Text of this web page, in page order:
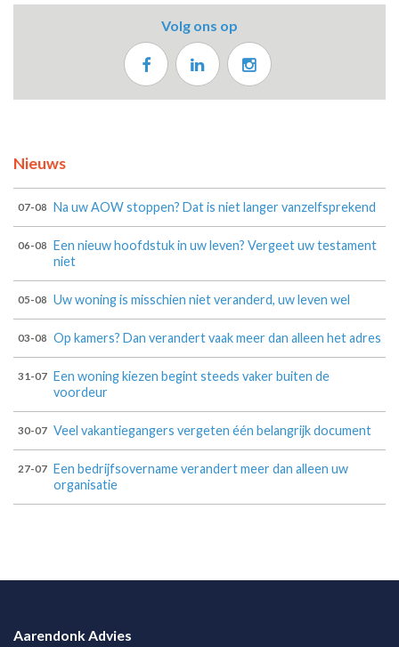
Volg ons op
Nieuws
07-08 Na uw AOW stoppen? Dat is niet langer vanzelfsprekend
06-08
Een nieuw hoofdstuk in uw leven? Vergeet uw testament
niet
05-08 Uw woning is misschien niet veranderd, uw leven wel
03-08 Op kamers? Dan verandert vaak meer dan alleen het adres
31-07 Een woning kiezen begint steeds vaker buiten de
voordeur
30-07 Veel vakantiegangers vergeten één belangrijk document
27-07 Een bedrijfsovername verandert meer dan alleen uw
organisatie
Aarendonk Advies